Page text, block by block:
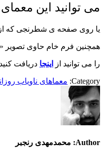
می توانید این
یا روی صفحه ی شطرنجی که از
همچنین فرم خام حاوی تصویر
را می توانید از اینجا دریافت
Category: معماهای ناویاب
Author: محمدمهدی رنجبر